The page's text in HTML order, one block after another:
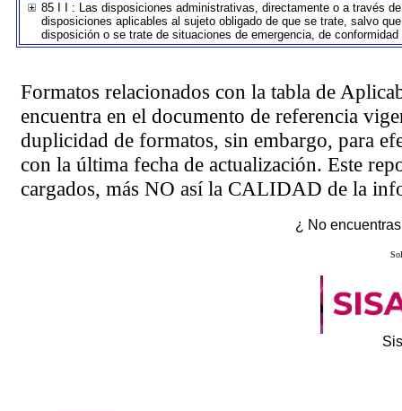
85 I I : Las disposiciones administrativas, directamente o a través
disposiciones aplicables al sujeto obligado de que se trate, salvo
disposición o se trate de situaciones de emergencia, de
Formatos relacionados con la tabla de
encuentra en el documento de referencia
duplicidad de formatos, sin embargo, para
con la última fecha de actualización. Este
cargados, más NO así la CALIDAD de la
¿ No